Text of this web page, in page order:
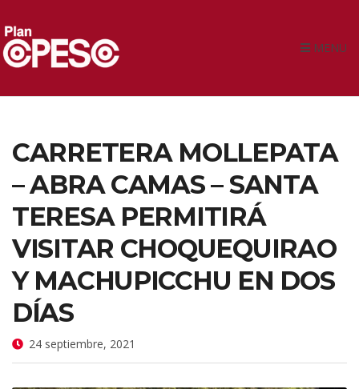
MENU
CARRETERA MOLLEPATA
– ABRA CAMAS – SANTA
TERESA PERMITIRÁ
VISITAR CHOQUEQUIRAO
Y MACHUPICCHU EN DOS
DÍAS
24 septiembre, 2021